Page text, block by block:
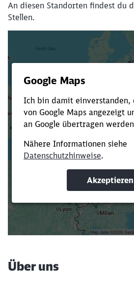
An diesen Standorten findest du
Stellen.
Verkürze die Ladezeit, indem
oder Filter
Suchbegriffe
Filter setzen
Über uns